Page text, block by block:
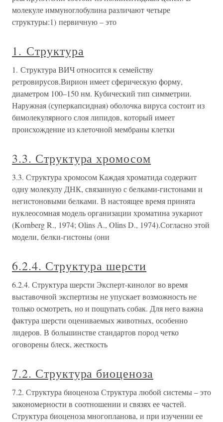
молекуле иммуноглобулина различают четыре
структуры:1) первичную – это
1. Структура
1. Структура ВИЧ относится к семейству
ретровирусов.Вирион имеет сферическую форму,
диаметром 100–150 нм. Кубический тип симметрии.
Наружная (суперкапсидная) оболочка вируса состоит из
бимолекулярного слоя липидов, который имеет
происхождение из клеточной мембраны клетки
3.3. Структура хромосом
3.3. Структура хромосом Каждая хроматида содержит
одну молекулу ДНК, связанную с белками-гистонами и
негистоновыми белками. В настоящее время принята
нуклеосомная модель организации хроматина эукариот
(Kornberg R., 1974; Olins А., Olins D., 1974).Согласно этой
модели, белки-гистоны (они
6.2.4. Структура шерсти
6.2.4. Структура шерсти Эксперт-кинолог во время
выставочной экспертизы не упускает возможность не
только осмотреть, но и пощупать собак. Для него важна
фактура шерсти оцениваемых животных, особенно
лидеров. В большинстве стандартов пород четко
оговорены блеск, жесткость
7.2. Структура биоценоза
7.2. Структура биоценоза Структура любой системы – это
закономерности в соотношении и связях ее частей.
Структура биоценоза многопланова, и при изучении ее